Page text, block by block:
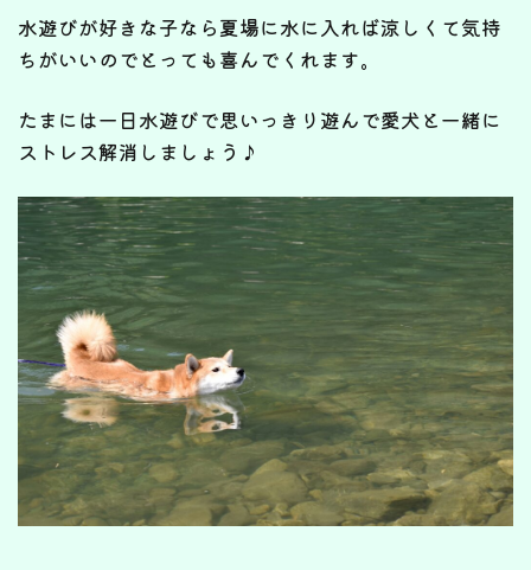
水遊びが好きな子なら夏場に水に入れば涼しくて気持
ちがいいのでとっても喜んでくれます。
たまには一日水遊びで思いっきり遊んで愛犬と一緒に
ストレス解消しましょう♪